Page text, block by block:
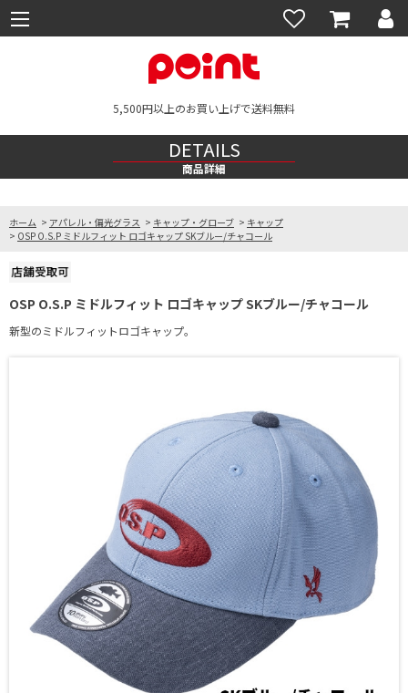
5,500円以上のお買い上げで送料無料
DETAILS
商品詳細
ホーム > アパレル・偏光グラス > キャップ・グローブ > キャップ
> OSP O.S.P ミドルフィット ロゴキャップ SKブルー/チャコール
OSP O.S.P ミドルフィット ロゴキャップ SKブルー/チャコール
新型のミドルフィットロゴキャップ。